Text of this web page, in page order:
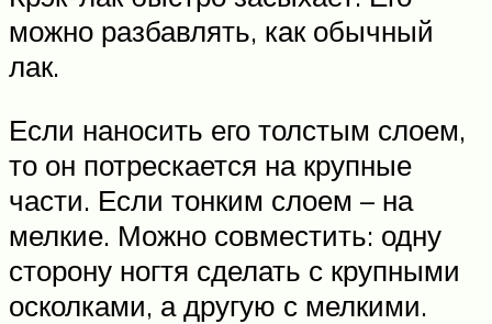
можно разбавлять, как обычный
лак.
Если наносить его толстым слоем,
то он потрескается на крупные
части. Если тонким слоем – на
мелкие. Можно совместить: одну
сторону ногтя сделать с крупными
осколками, а другую с мелкими.